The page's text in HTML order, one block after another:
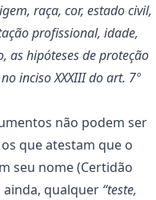
raça, cor, estado civil,
profissional, idade,
as hipóteses de proteção
inciso XXXIII do art. 7º
não podem ser
que atestam que o
seu nome (Certidão
ainda, qualquer “teste,